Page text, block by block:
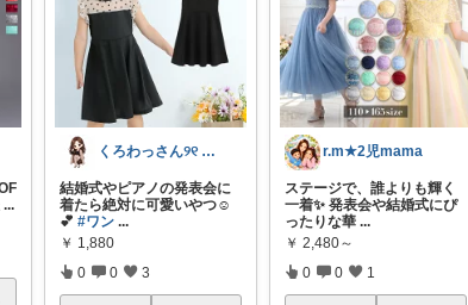
...
くろわっさん୨୧ 小学生ママ
結婚式やピアノの発表会に
着たら絶対に可愛いやつ☺️
💕#ワン ...
￥ 1,880
0 0 3
r.m★2児mama
ステージで、誰よりも輝く
一着✨ 発表会や結婚式にぴ
ったりな華 ...
￥ 2,480～
0 0 1